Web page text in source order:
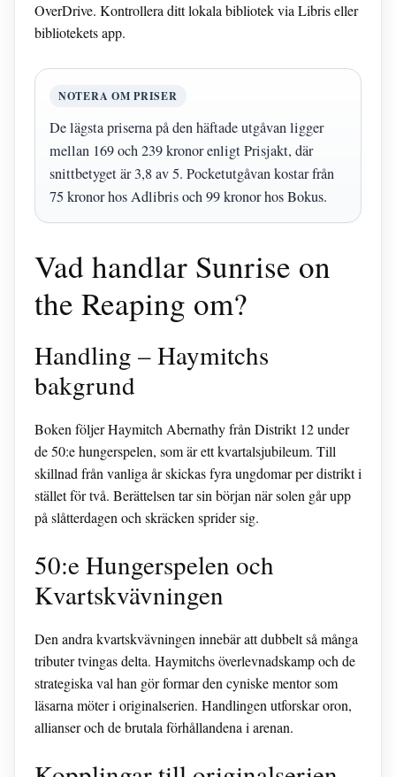
OverDrive. Kontrollera ditt lokala bibliotek via Libris eller
bibliotekets app.
NOTERA OM PRISER
De lägsta priserna på den häftade utgåvan ligger
mellan 169 och 239 kronor enligt Prisjakt, där
snittbetyget är 3,8 av 5. Pocketutgåvan kostar från
75 kronor hos Adlibris och 99 kronor hos Bokus.
Vad handlar Sunrise on
the Reaping om?
Handling – Haymitchs
bakgrund
Boken följer Haymitch Abernathy från Distrikt 12 under
de 50:e hungerspelen, som är ett kvartalsjubileum. Till
skillnad från vanliga år skickas fyra ungdomar per distrikt i
stället för två. Berättelsen tar sin början när solen går upp
på slåtterdagen och skräcken sprider sig.
50:e Hungerspelen och
Kvartskvävningen
Den andra kvartskvävningen innebär att dubbelt så många
tributer tvingas delta. Haymitchs överlevnadskamp och de
strategiska val han gör formar den cyniske mentor som
läsarna möter i originalserien. Handlingen utforskar oron,
allianser och de brutala förhållandena i arenan.